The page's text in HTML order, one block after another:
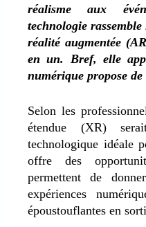
réalisme aux
technologie rassemble
réalité augmentée
en un. Bref, elle
numérique propose
Selon les
étendue (XR)
technologique idéale
offre des
permettent de
expériences
époustouflantes en